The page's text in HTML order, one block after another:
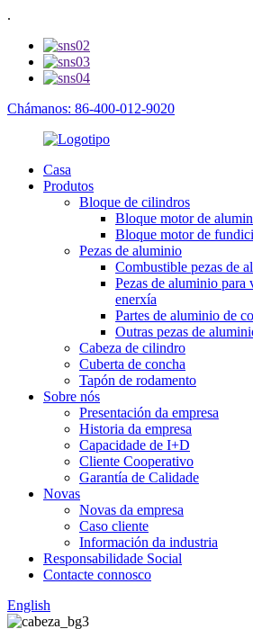
.
Chámanos: 86-400-012-9020
Casa
Produtos
Bloque de cilindros
Bloque motor de
Bloque motor de
Pezas de aluminio
Combustible pezas de
Pezas de aluminio para
enerxía
Partes de aluminio de
Outras pezas de
Cabeza de cilindro
Cuberta de concha
Tapón de rodamento
Sobre nós
Presentación da empresa
Historia da empresa
Capacidade de I+D
Cliente Cooperativo
Garantía de Calidade
Novas
Novas da empresa
Caso cliente
Información da industria
Responsabilidade Social
Contacte connosco
English